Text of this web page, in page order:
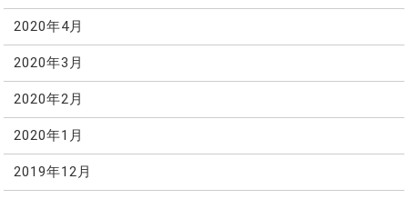
2020年4月
2020年3月
2020年2月
2020年1月
2019年12月